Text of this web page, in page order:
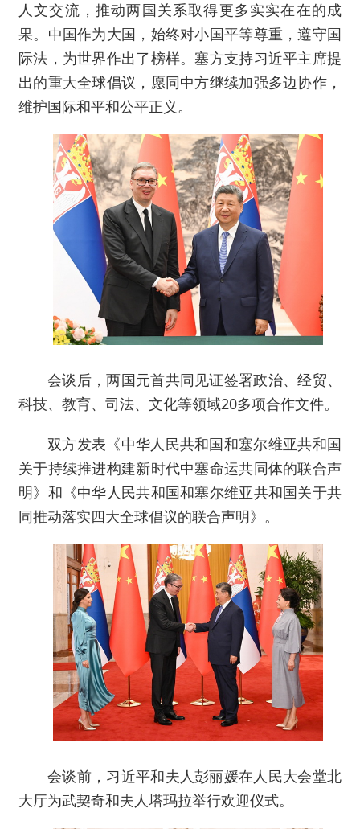
人文交流，推动两国关系取得更多实实在在的成
果。中国作为大国，始终对小国平等尊重，遵守国
际法，为世界作出了榜样。塞方支持习近平主席提
出的重大全球倡议，愿同中方继续加强多边协作，
维护国际和平和公平正义。
会谈后，两国元首共同见证签署政治、经贸、
科技、教育、司法、文化等领域20多项合作文件。
双方发表《中华人民共和国和塞尔维亚共和国
关于持续推进构建新时代中塞命运共同体的联合声
明》和《中华人民共和国和塞尔维亚共和国关于共
同推动落实四大全球倡议的联合声明》。
会谈前，习近平和夫人彭丽媛在人民大会堂北
大厅为武契奇和夫人塔玛拉举行欢迎仪式。